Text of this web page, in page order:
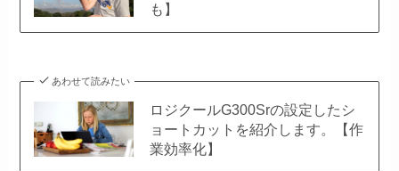
も】
あわせて読みたい
ロジクールG300Srの設定したシ
ョートカットを紹介します。【作
業効率化】